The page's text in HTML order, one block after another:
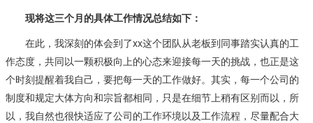
现将这三个月的具体工作情况总结如下：
在此，我深刻的体会到了xx这个团队从老板到同事踏实认真的工
作态度，共同以一颗积极向上的心态来迎接每一天的挑战，也正是这
个时刻提醒着我自己，要把每一天的工作做好。其实，每一个公司的
制度和规定大体方向和宗旨都相同，只是在细节上稍有区别而以，所
以，我自然也很快适应了公司的工作环境以及工作流程，尽量配合大